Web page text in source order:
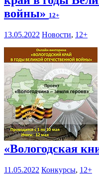
войны» 12+
13.05.2022 Новости, 12+
«Вологодская
11.05.2022 Конкурсы, 12+